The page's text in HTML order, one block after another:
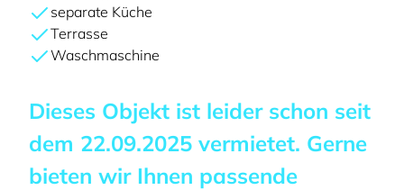
separate Küche
Terrasse
Waschmaschine
Dieses Objekt ist leider schon seit
dem 22.09.2025 vermietet. Gerne
bieten wir Ihnen passende